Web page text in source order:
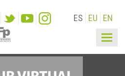
ES EU EN